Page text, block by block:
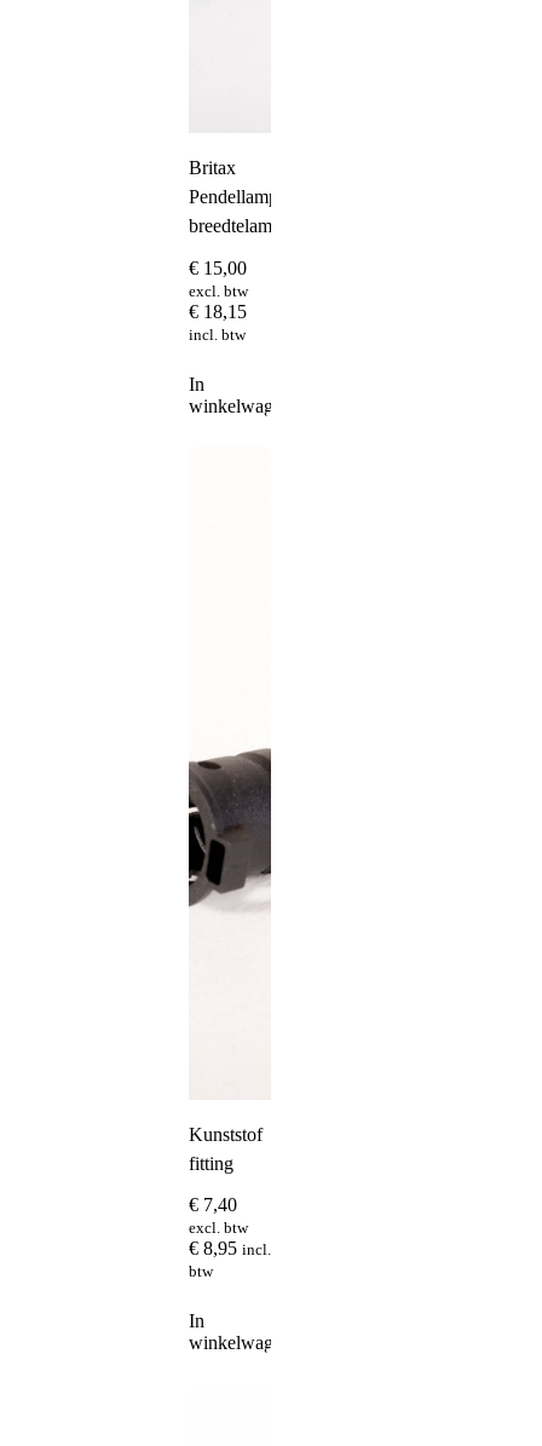
Britax
Pendellamp
breedtelamp
€ 15,00
excl. btw
€ 18,15
incl. btw
In
winkelwagen
Kunststof
fitting
€ 7,40
excl. btw
€ 8,95 incl.
btw
In
winkelwagen